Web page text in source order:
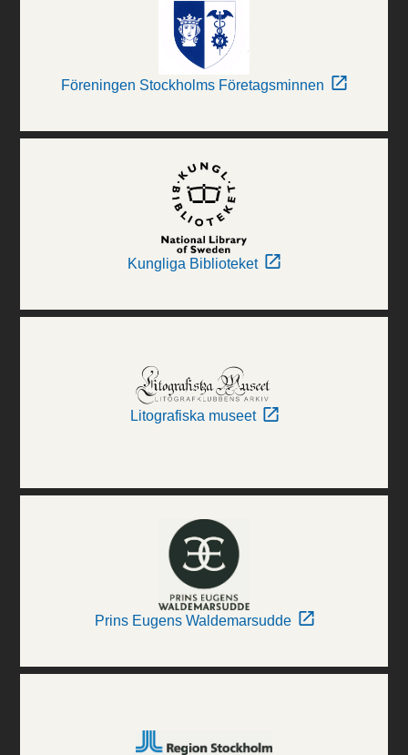
Föreningen Stockholms Företagsminnen
Kungliga Biblioteket
Litografiska museet
Prins Eugens Waldemarsudde